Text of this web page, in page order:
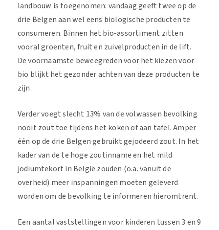
landbouw is toegenomen: vandaag geeft twee op de
drie Belgen aan wel eens biologische producten te
consumeren. Binnen het bio-assortiment zitten
vooral groenten, fruit en zuivelproducten in de lift.
De voornaamste beweegreden voor het kiezen voor
bio blijkt het gezonder achten van deze producten te
zijn.
Verder voegt slecht 13% van de volwassen bevolking
nooit zout toe tijdens het koken of aan tafel. Amper
één op de drie Belgen gebruikt gejodeerd zout. In het
kader van de te hoge zoutinname en het mild
jodiumtekort in België zouden (o.a. vanuit de
overheid) meer inspanningen moeten geleverd
worden om de bevolking te informeren hieromtrent.
Een aantal vaststellingen voor kinderen tussen 3 en 9